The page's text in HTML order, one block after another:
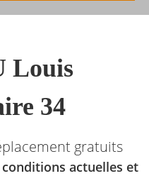
Louis
34
gratuits
actuelles et